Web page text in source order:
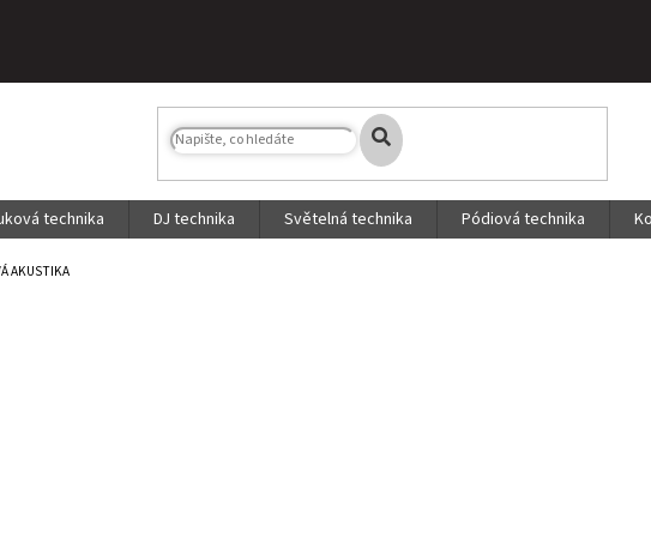
technika DJ technika Světelná technika Pódiová technika
AKUSTIKA